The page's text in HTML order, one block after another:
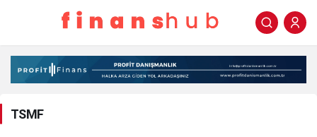
TSMF
Haberleri
TSMF